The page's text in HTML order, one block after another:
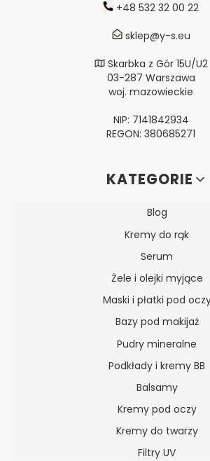
+48 532 32 00 22
sklep@y-s.eu
Skarbka z Gór 15U/U2
03-287 Warszawa
woj. mazowieckie
NIP: 7141842934
REGON: 380685271
Linki w stopceKATEGORIE
Blog
Kremy do rąk
Serum
Żele i olejki myjące
Maski i płatki pod
Bazy pod makijaż
Pudry mineralne
Podkłady i kremy BB
Balsamy
Kremy pod oczy
Kremy do twarzy
Filtry UV